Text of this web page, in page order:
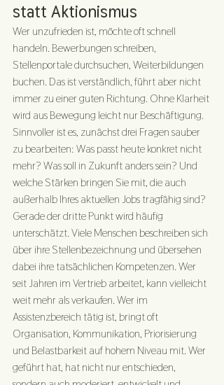
statt Aktionismus
Wer unzufrieden ist, möchte oft schnell
handeln. Bewerbungen schreiben,
Stellenportale durchsuchen, Weiterbildungen
buchen. Das ist verständlich, führt aber nicht
immer zu einer guten Richtung. Ohne Klarheit
wird aus Bewegung leicht nur Beschäftigung.
Sinnvoller ist es, zunächst drei Fragen sauber
zu bearbeiten: Was passt heute konkret nicht
mehr? Was soll in Zukunft anders sein? Und
welche Stärken bringen Sie mit, die auch
außerhalb Ihres aktuellen Jobs tragfähig sind?
Gerade der dritte Punkt wird häufig
unterschätzt. Viele Menschen beschreiben sich
über ihre Stellenbezeichnung und übersehen
dabei ihre tatsächlichen Kompetenzen. Wer
seit Jahren im Vertrieb arbeitet, kann vielleicht
weit mehr als verkaufen. Wer im
Assistenzbereich tätig ist, bringt oft
Organisation, Kommunikation, Priorisierung
und Belastbarkeit auf hohem Niveau mit. Wer
geführt hat, hat nicht nur entschieden,